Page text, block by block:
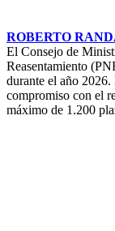
ROBERTO
El Consejo de
Reasentamiento
durante el año
compromiso con el
máximo de 1.200